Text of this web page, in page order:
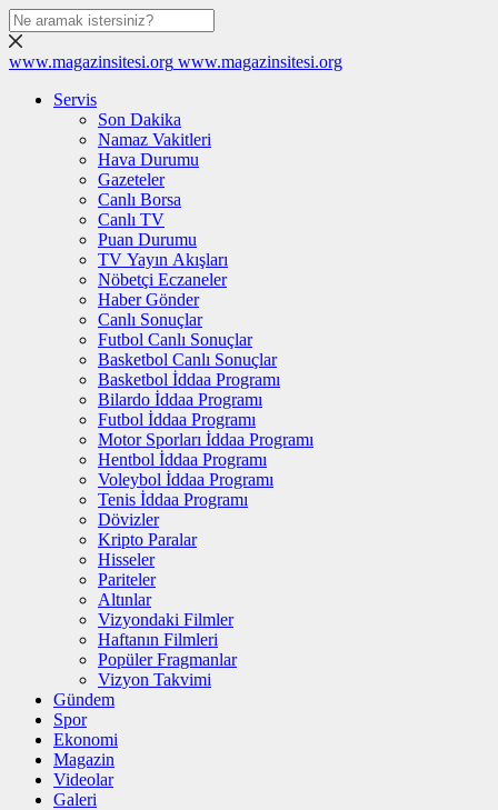
www.magazinsitesi.org www.magazinsitesi.org
Servis
Son Dakika
Namaz Vakitleri
Hava Durumu
Gazeteler
Canlı Borsa
Canlı TV
Puan Durumu
TV Yayın Akışları
Nöbetçi Eczaneler
Haber Gönder
Canlı Sonuçlar
Futbol Canlı Sonuçlar
Basketbol Canlı Sonuçlar
Basketbol İddaa Programı
Bilardo İddaa Programı
Futbol İddaa Programı
Motor Sporları İddaa Programı
Hentbol İddaa Programı
Voleybol İddaa Programı
Tenis İddaa Programı
Dövizler
Kripto Paralar
Hisseler
Pariteler
Altınlar
Vizyondaki Filmler
Haftanın Filmleri
Popüler Fragmanlar
Vizyon Takvimi
Gündem
Spor
Ekonomi
Magazin
Videolar
Galeri